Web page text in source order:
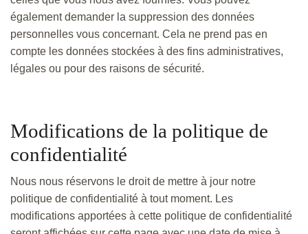
également demander la suppression des données
personnelles vous concernant. Cela ne prend pas en
compte les données stockées à des fins administratives,
légales ou pour des raisons de sécurité.
Modifications de la politique de
confidentialité
Nous nous réservons le droit de mettre à jour notre
politique de confidentialité à tout moment. Les
modifications apportées à cette politique de confidentialité